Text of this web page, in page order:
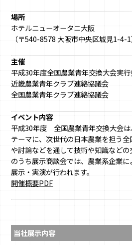
場所
ホテルニューオータニ大阪
（〒540-8578 大阪市中央区城見1-4-1
主催
平成30年度全国農業青年交換大会実
近畿農業青年クラブ連絡協議会
全国農業青年クラブ連絡協議会
イベント内容
平成30年度 全国農業青年交換大会は
テーマに、次世代の日本農業を担う
や討論などを通して技術や知識など
のうち展示商談会では、農業系企業
展示・実演が行われます。
開催概要PDF
当社展示内容